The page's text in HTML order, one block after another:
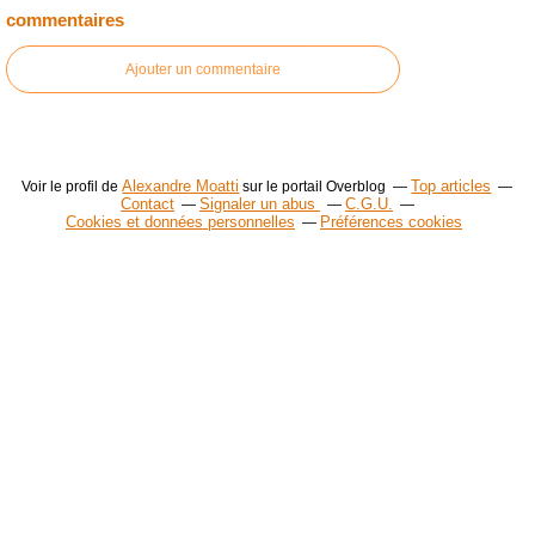
commentaires
Ajouter un commentaire
Voir le profil deAlexandre Moatti sur le portail Overblog
Top articles
Contact
Signaler un abus
C.G.U.
Cookies et données personnelles
Préférences cookies